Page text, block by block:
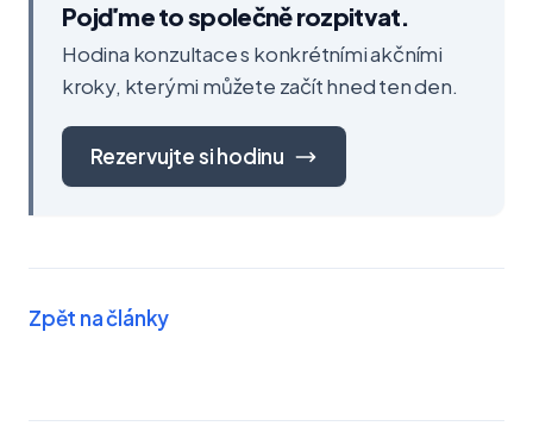
Pojďme to společně rozpitvat.
Hodina konzultace s konkrétními akčními
kroky, kterými můžete začít hned ten den.
Rezervujte si hodinu
Zpět na články